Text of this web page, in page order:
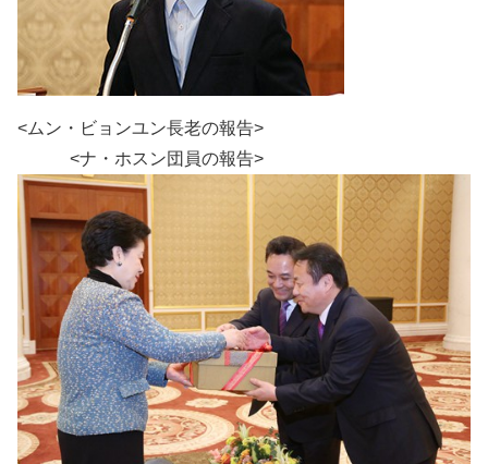
<ムン・ビョンユン長老の報告>
<ナ・ホスン団員の報告>